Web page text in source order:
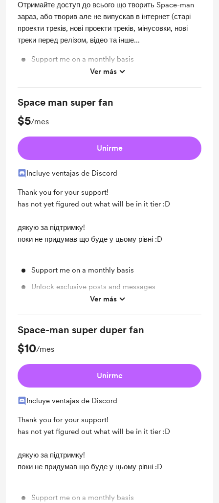
Отримайте доступ до всього що творить Space-man
зараз, або творив але не випускав в інтернет (старі
проекти треків, нові проекти треків, мінусовки, нові
треки перед релізом, відео та інше...
Support me on a monthly basis
Unlock exclusive posts and messages
Ver más
Space man super fan
$5/mes
Unirme
Incluye ventajas de Discord
Thank you for your support!
has not yet figured out what will be in it tier :D
дякую за підтримку!
поки не придумав що буде у цьому рівні :D
Support me on a monthly basis
Unlock exclusive posts and messages
Work in progress updates
Ver más
Space-man super duper fan
$10/mes
Unirme
Incluye ventajas de Discord
Thank you for your support!
has not yet figured out what will be in it tier :D
дякую за підтримку!
поки не придумав що буде у цьому рівні :D
Support me on a monthly basis